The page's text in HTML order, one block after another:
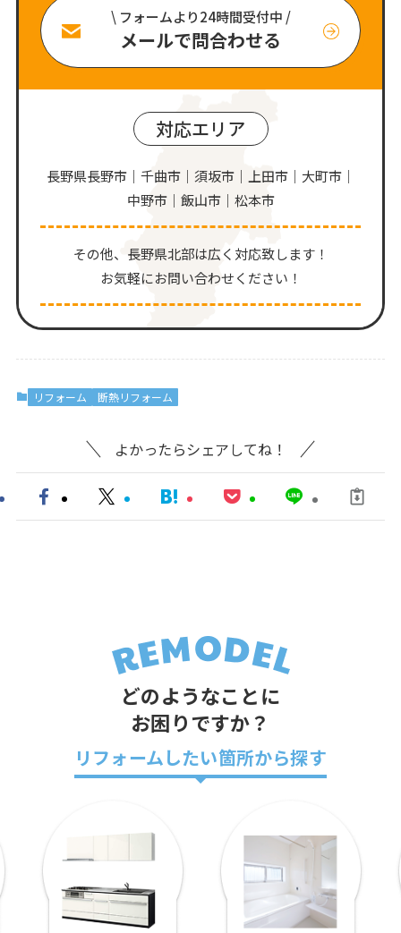
\ フォームより24時間受付中 /
メールで問合わせる
対応エリア
長野県長野市｜千曲市｜須坂市｜上田市｜大町市｜
中野市｜飯山市｜松本市
その他、⻑野県北部は広く対応致します！
お気軽にお問い合わせください！
リフォーム 断熱リフォーム
よかったらシェアしてね！
どのようなことに
お困りですか？
リフォームしたい箇所から探す